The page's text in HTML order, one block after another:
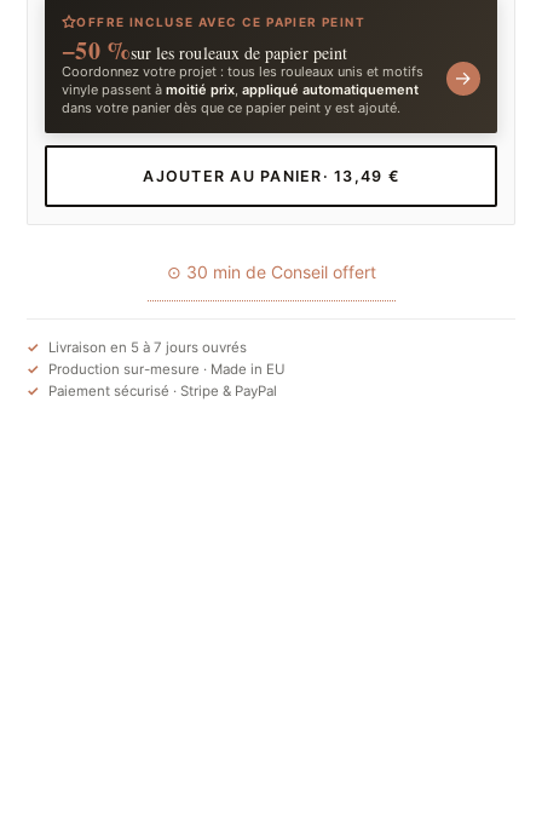
OFFRE INCLUSE AVEC CE PAPIER PEINT
−50 %sur les rouleaux de papier peint
Coordonnez votre projet : tous les rouleaux unis et motifs
vinyle passent àmoitié prix,appliqué automatiquement
dans votre panier dès que ce papier peint y est ajouté.
→
AJOUTER AU PANIER · 13,49 €
⊙ 30 min de Conseil offert
Livraison en 5 à 7 jours ouvrés
Production sur-mesure · Made in EU
Paiement sécurisé · Stripe & PayPal